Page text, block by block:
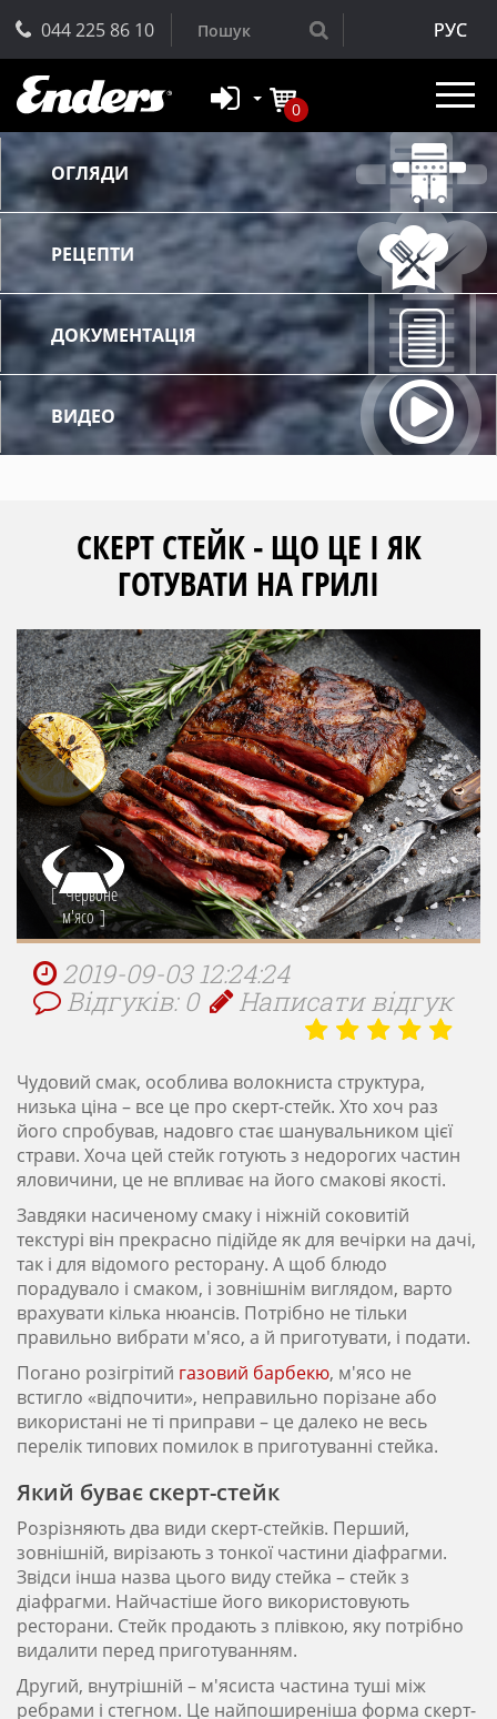
044 225 86 10 РУС
0
ОГЛЯДИ
РЕЦЕПТИ
ДОКУМЕНТАЦІЯ
ВИДЕО
СКЕРТ СТЕЙК - ЩО ЦЕ І ЯК
ГОТУВАТИ НА ГРИЛІ
Червоне
м'ясо
2019-09-03 12:24:24
Відгуків: 0
Написати відгук
Чудовий смак, особлива волокниста структура,
низька ціна – все це про скерт-стейк. Хто хоч раз
його спробував, надовго стає шанувальником цієї
страви. Хоча цей стейк готують з недорогих частин
яловичини, це не впливає на його смакові якості.
Завдяки насиченому смаку і ніжній соковитій
текстурі він прекрасно підійде як для вечірки на дачі,
так і для відомого ресторану. А щоб блюдо
порадувало і смаком, і зовнішнім виглядом, варто
врахувати кілька нюансів. Потрібно не тільки
правильно вибрати м'ясо, а й приготувати, і подати.
Погано розігрітий газовий барбекю, м'ясо не
встигло «відпочити», неправильно порізане або
використані не ті приправи – це далеко не весь
перелік типових помилок в приготуванні стейка.
Який буває скерт-стейк
Розрізняють два види скерт-стейків. Перший,
зовнішній, вирізають з тонкої частини діафрагми.
Звідси інша назва цього виду стейка – стейк з
діафрагми. Найчастіше його використовують
ресторани. Стейк продають з плівкою, яку потрібно
видалити перед приготуванням.
Другий, внутрішній – м'ясиста частина туші між
ребрами і стегном. Це найпоширеніша форма скерт-